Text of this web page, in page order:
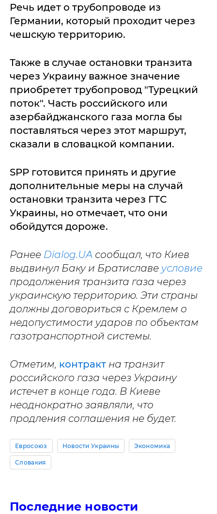
Речь идет о трубопроводе из
Германии, который проходит через
чешскую территорию.
Также в случае остановки транзита
через Украину важное значение
приобретет трубопровод "Турецкий
поток". Часть российского или
азербайджанского газа могла бы
поставляться через этот маршрут,
сказали в словацкой компании.
SPP готовится принять и другие
дополнительные меры на случай
остановки транзита через ГТС
Украины, но отмечает, что они
обойдутся дороже.
Ранее Dialog.UA сообщал, что Киев
выдвинул Баку и Братиславе условие
продолжения транзита газа через
украинскую территорию. Эти страны
должны договориться с Кремлем о
недопустимости ударов по объектам
газотранспортной системы.
Отметим, контракт на транзит
российского газа через Украину
истечет в конце года. В Киеве
неоднократно заявляли, что
продления соглашения не будет.
Евросоюз Новости Украины Экономика
Словакия
Последние новости